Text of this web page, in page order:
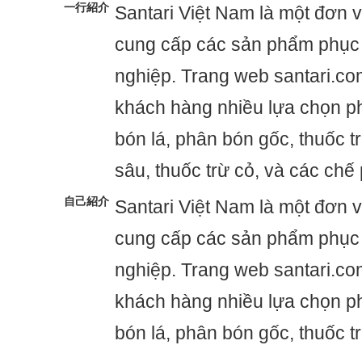
一行紹介 Santari Việt Nam là một đơn
cung cấp các sản phẩm
nghiệp. Trang web
khách hàng nhiều lựa chọn
bón lá, phân bón gốc, thuốc
sâu, thuốc trừ cỏ, và các chế
自己紹介 Santari Việt Nam là một đơn
cung cấp các sản phẩm
nghiệp. Trang web
khách hàng nhiều lựa chọn
bón lá, phân bón gốc, thuốc